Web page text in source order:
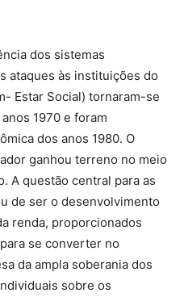
dos sistemas
ataques às instituições do
Estar Social) tornaram-se
1970 e foram
dos anos 1980. O
ganhou terreno no meio
A questão central para as
de ser o desenvolvimento
renda, proporcionados
se converter no
da ampla soberania dos
sobre os